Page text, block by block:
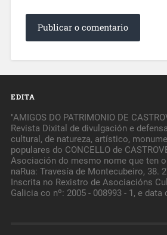
EDITA
"AMIGOS DO PATRIMONIO DE
Revista Dixital de divulgación e
cultural, de natureza, artístico,
populares do CONCELLO de
Asociación do mesmo nome que ten
naRua: Travesía de Montecubeiro, 38.
Inscrita no Rexistro de Asociacións
Galicia co nº: 2005 - 008993 - 1, e